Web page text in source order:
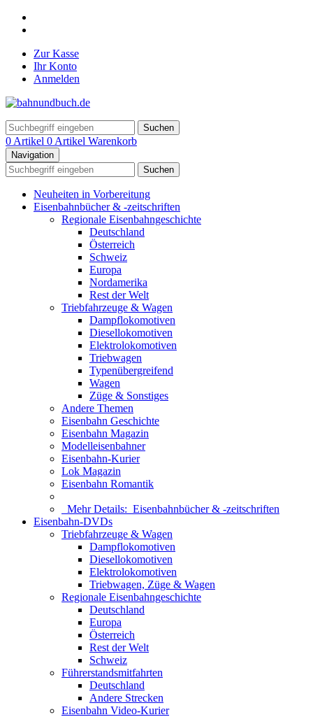
Zur Kasse
Ihr Konto
Anmelden
Suchen
0 Artikel 0 Artikel Warenkorb
Navigation
Suchen
Neuheiten in Vorbereitung
Eisenbahnbücher & -zeitschriften
Regionale Eisenbahngeschichte
Deutschland
Österreich
Schweiz
Europa
Nordamerika
Rest der Welt
Triebfahrzeuge & Wagen
Dampflokomotiven
Diesellokomotiven
Elektrolokomotiven
Triebwagen
Typenübergreifend
Wagen
Züge & Sonstiges
Andere Themen
Eisenbahn Geschichte
Eisenbahn Magazin
Modelleisenbahner
Eisenbahn-Kurier
Lok Magazin
Eisenbahn Romantik
Mehr Details: Eisenbahnbücher & -zeitschriften
Eisenbahn-DVDs
Triebfahrzeuge & Wagen
Dampflokomotiven
Diesellokomotiven
Elektrolokomotiven
Triebwagen, Züge & Wagen
Regionale Eisenbahngeschichte
Deutschland
Europa
Österreich
Rest der Welt
Schweiz
Führerstandsmitfahrten
Deutschland
Andere Strecken
Eisenbahn Video-Kurier